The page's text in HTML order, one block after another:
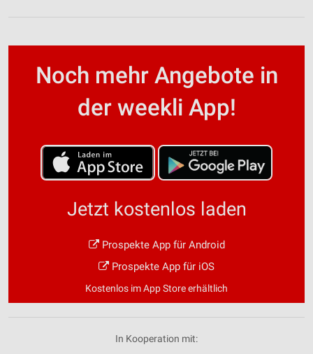
Noch mehr Angebote in
der weekli App!
Jetzt kostenlos laden
Prospekte App für Android
Prospekte App für iOS
Kostenlos im App Store erhältlich
In Kooperation mit: